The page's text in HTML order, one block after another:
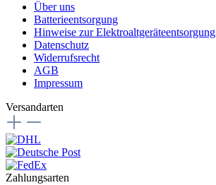
Über uns
Batterieentsorgung
Hinweise zur Elektroaltgeräteentsorgung
Datenschutz
Widerrufsrecht
AGB
Impressum
Versandarten
Zahlungsarten